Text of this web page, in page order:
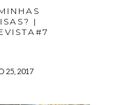
|
25, 2017